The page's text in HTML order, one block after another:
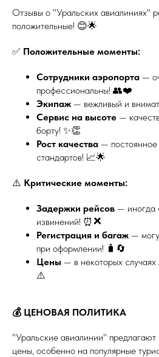
Отзывы о "Уральских авиалиниях"
положительные! 😊🌟
✅ Положительные моменты:
Сотрудники аэропорта —
профессиональны! 👥❤️
Экипаж — вежливый и
Сервис на высоте —
борту! ✨👏
Рост качества —
стандартов! 📈🌟
⚠️ Критические моменты:
Задержки рейсов — иногда
извинений! ⏰❌
Регистрация и багаж —
при оформлении! 🧳🔄
Цены — в некоторых
⚠️
💰 ЦЕНОВАЯ ПОЛИТИКА
"Уральские авиалинии"
цены, особенно на популярные